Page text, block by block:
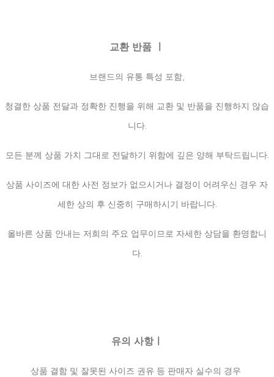
교환 반품 ㅣ
브랜드의 유통 특성 포함,
청결한 상품 전달과 정확한 진행을 위해 교환 및 반품을 진행하지 않습
니다.
모든 분께 상품 가치 그대로 전달하기 위함에 깊은 양해 부탁드립니다.
상품 사이즈에 대한 사전 정보가 없으시거나 결정이 어려우신 경우 자
세한 상의 후 신중히 구매하시기 바랍니다.
올바른 상품 안내는 저희의 주요 업무이므로 자세한 상담을 환영합니
다.
유의 사항ㅣ
상품 결함 및 잘못된 사이즈 권유 등 판매자 실수의 경우